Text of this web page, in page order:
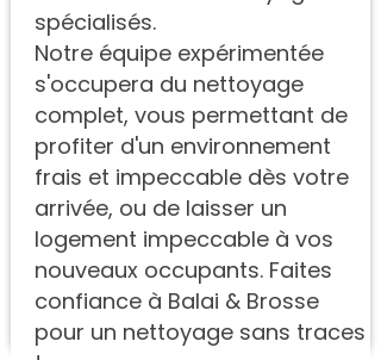
spécialisés.
Notre équipe expérimentée
s'occupera du nettoyage
complet, vous permettant de
profiter d'un environnement
frais et impeccable dès votre
arrivée, ou de laisser un
logement impeccable à vos
nouveaux occupants. Faites
confiance à Balai & Brosse
pour un nettoyage sans traces